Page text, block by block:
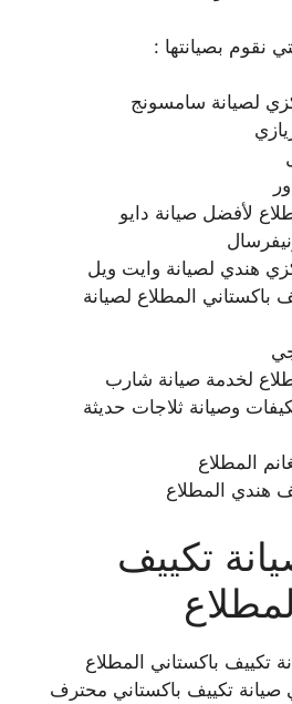
نقوم بصيانتها :
لصيانة سامسونج
لأفضل صيانة دايو
هندي لصيانة وايت ويل
باكستاني المطلاع لصيانة
لخدمة صيانة شارب
وصيانة ثلاجات حديثة
المطلاع
هندي المطلاع
تكييف
باكستاني المطلاع
صيانة تكييف باكستاني محترف